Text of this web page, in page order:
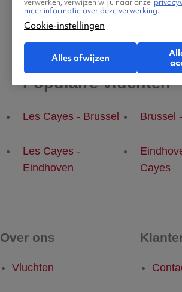
Populaire vluchten
Les Cayes - Brussel Brussel
Les Cayes -
Eindhoven
Cayes
Over ons
Vluchten
verwerken, verwijzen wij u naar onze
meer informatie over deze verwerking.
Cookie-instellingen
Alles afwijzen